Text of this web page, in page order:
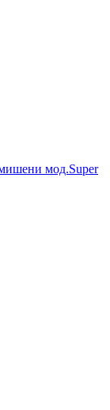
мод.Super